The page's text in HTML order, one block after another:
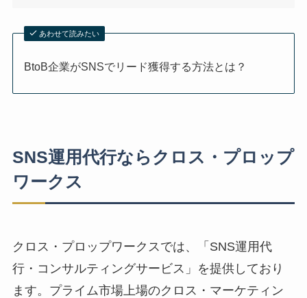
あわせて読みたい
BtoB企業がSNSでリード獲得する方法とは？
SNS運用代行ならクロス・プロップ
ワークス
クロス・プロップワークスでは、「SNS運用代
行・コンサルティングサービス」を提供しており
ます。プライム市場上場のクロス・マーケティン